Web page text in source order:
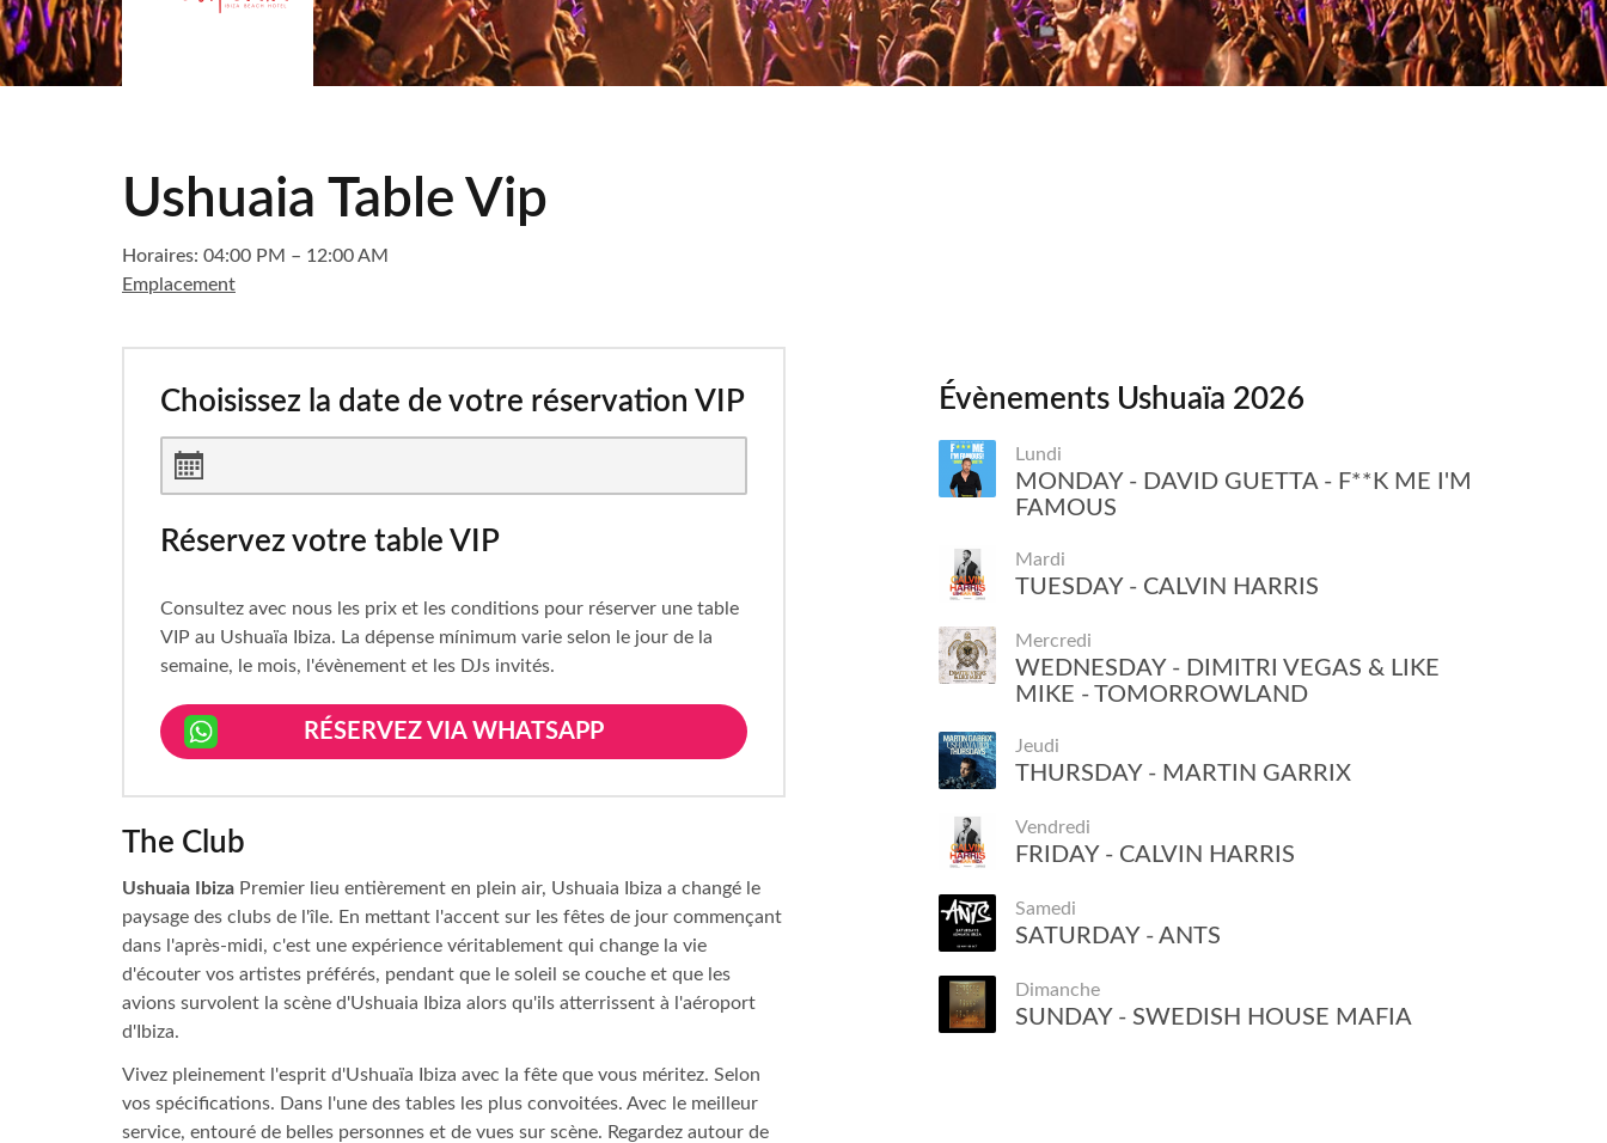
Ushuaia Table Vip
Horaires: 04:00 PM – 12:00 AM
Emplacement
Évènements Ushuaïa 2026
Lundi
MONDAY - DAVID GUETTA - F**K ME I'M
FAMOUS
Mardi
TUESDAY - CALVIN HARRIS
Mercredi
WEDNESDAY - DIMITRI VEGAS & LIKE
MIKE - TOMORROWLAND
Jeudi
THURSDAY - MARTIN GARRIX
Vendredi
FRIDAY - CALVIN HARRIS
Samedi
SATURDAY - ANTS
Dimanche
SUNDAY - SWEDISH HOUSE MAFIA
Choisissez la date de votre réservation VIP
Réservez votre table VIP
Consultez avec nous les prix et les conditions pour réserver une table
VIP au Ushuaïa Ibiza. La dépense mínimum varie selon le jour de la
semaine, le mois, l'évènement et les DJs invités.
RÉSERVEZ VIA WHATSAPP
The Club
Ushuaia Ibiza Premier lieu entièrement en plein air, Ushuaia Ibiza a changé le
paysage des clubs de l'île. En mettant l'accent sur les fêtes de jour commençant
dans l'après-midi, c'est une expérience véritablement qui change la vie
d'écouter vos artistes préférés, pendant que le soleil se couche et que les
avions survolent la scène d'Ushuaia Ibiza alors qu'ils atterrissent à l'aéroport
d'Ibiza.
Vivez pleinement l'esprit d'Ushuaïa Ibiza avec la fête que vous méritez. Selon
vos spécifications. Dans l'une des tables les plus convoitées. Avec le meilleur
service, entouré de belles personnes et de vues sur scène. Regardez autour de